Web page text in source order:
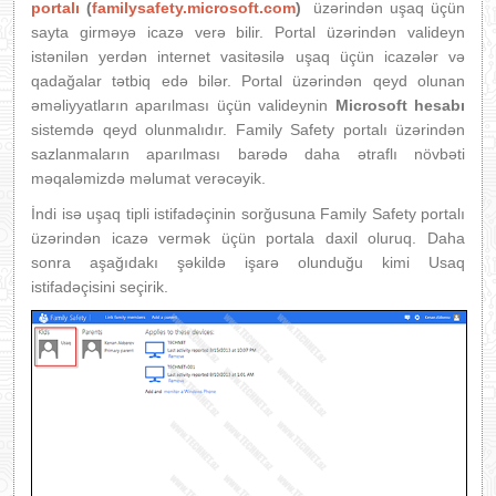
portalı (familysafety.microsoft.com) üzərindən uşaq üçün
sayta girməyə icazə verə bilir. Portal üzərindən valideyn
istənilən yerdən internet vasitəsilə uşaq üçün icazələr və
qadağalar tətbiq edə bilər. Portal üzərindən qeyd olunan
əməliyyatların aparılması üçün valideynin Microsoft hesabı
sistemdə qeyd olunmalıdır. Family Safety portalı üzərindən
sazlanmaların aparılması barədə daha ətraflı növbəti
məqaləmizdə məlumat verəcəyik.
İndi isə uşaq tipli istifadəçinin sorğusuna Family Safety portalı
üzərindən icazə vermək üçün portala daxil oluruq. Daha
sonra aşağıdakı şəkildə işarə olunduğu kimi Usaq
istifadəçisini seçirik.